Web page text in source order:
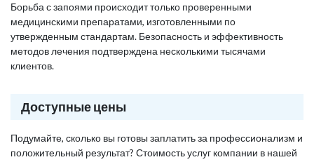
Борьба с запоями происходит только проверенными
медицинскими препаратами, изготовленными по
утвержденным стандартам. Безопасность и эффективность
методов лечения подтверждена несколькими тысячами
клиентов.
Доступные цены
Подумайте, сколько вы готовы заплатить за профессионализм и
положительный результат? Стоимость услуг компании в нашей